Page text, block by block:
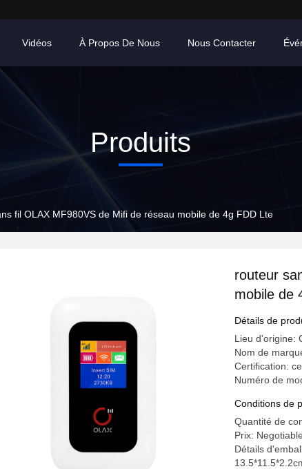
Vidéos À Propos De Nous Nous Contacter
Produits
fil OLAX MF980VS de Mifi de réseau mobile de 4g FDD Lte
routeur
mobile de
Détails de
Lieu d'origine:
Nom de
Certification:
Numéro de
Conditions de
Quantité de
Prix:
Détails